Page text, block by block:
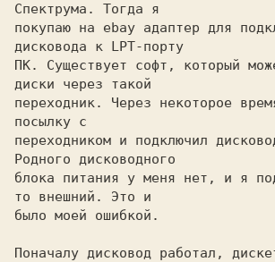
Спектрума. Тогда я
покупаю на ebay адаптер для
дисковода к LPT-порту
ПК. Существует софт, который
диски через такой
переходник. Через некоторое
посылку с
переходником и подключил
Родного дисководного
блока питания у меня нет, и я
то внешний. Это и
было моей ошибкой.
Поначалу дисковод работал,